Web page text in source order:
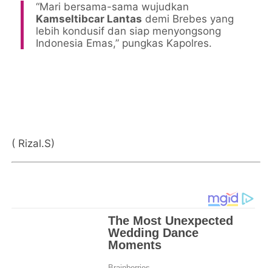
“Mari bersama-sama wujudkan
Kamseltibcar Lantas demi Brebes yang
lebih kondusif dan siap menyongsong
Indonesia Emas,” pungkas Kapolres.
( Rizal.S)